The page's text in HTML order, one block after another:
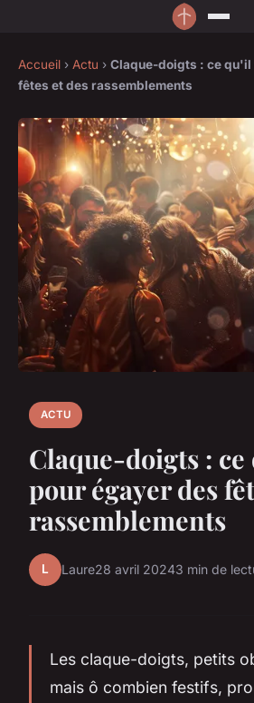
Accueil › Actu › Claque-doigts : ce qu'il
fêtes et des rassemblements
ACTU
Claque-doigts :
pour égayer des
rassemblements
L Laure28 avril 20243 min de
Les claque-doigts, petits
mais ô combien festifs,